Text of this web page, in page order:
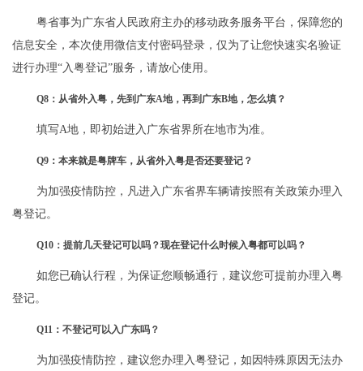
粤省事为广东省人民政府主办的移动政务服务平台，保障您的
信息安全，本次使用微信支付密码登录，仅为了让您快速实名验证
进行办理“入粤登记”服务，请放心使用。
Q8：从省外入粤，先到广东A地，再到广东B地，怎么填？
填写A地，即初始进入广东省界所在地市为准。
Q9：本来就是粤牌车，从省外入粤是否还要登记？
为加强疫情防控，凡进入广东省界车辆请按照有关政策办理入
粤登记。
Q10：提前几天登记可以吗？现在登记什么时候入粤都可以吗？
如您已确认行程，为保证您顺畅通行，建议您可提前办理入粤
登记。
Q11：不登记可以入广东吗？
为加强疫情防控，建议您办理入粤登记，如因特殊原因无法办